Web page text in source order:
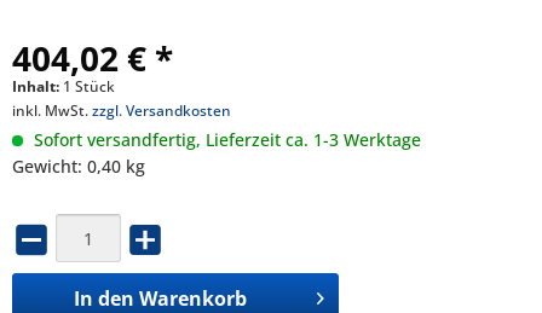
404,02 € *
Inhalt: 1 Stück
inkl. MwSt.zzgl. Versandkosten
Sofort versandfertig, Lieferzeit ca. 1-3 Werktage
Gewicht: 0,40 kg
In den Warenkorb